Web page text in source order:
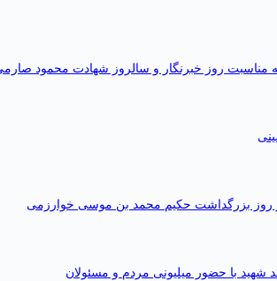
به مناسبت روز خبرنگار و سالروز شهادت محمود
و روز بزرگداشت حکیم محمد بن موسی خوارزمی
شهید با حضور میلیونی مردم و مسئولان